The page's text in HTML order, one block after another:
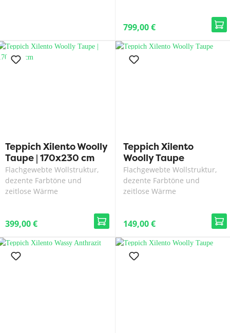
799,00 €
Teppich Xilento Woolly
Taupe | 170x230 cm
Flachgewebte Wollstruktur,
dezente Farbtöne und
zeitlose Wärme
399,00 €
Teppich Xilento
Woolly Taupe
Flachgewebte Wollstruktur,
dezente Farbtöne und
zeitlose Wärme
149,00 €